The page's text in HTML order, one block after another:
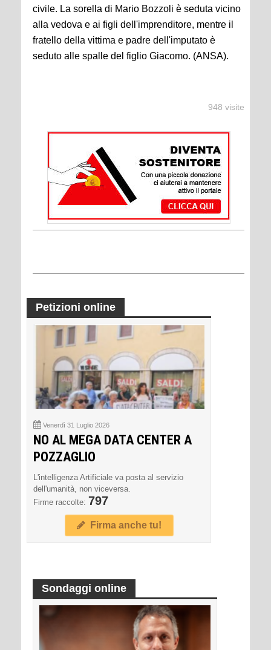
civile. La sorella di Mario Bozzoli è seduta vicino
alla vedova e ai figli dell'imprenditore, mentre il
fratello della vittima e padre dell'imputato è
seduto alle spalle del figlio Giacomo. (ANSA).
948 visite
Petizioni online
Venerdì 31 Luglio 2026
NO AL MEGA DATA CENTER A
POZZAGLIO
L'intelligenza Artificiale va posta al servizio
dell'umanità, non viceversa.
Firme raccolte: 797
Firma anche tu!
Sondaggi online